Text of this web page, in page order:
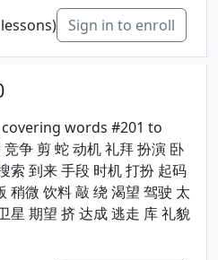
Sign in to enroll
words #201 to
争 剪 蛇 动机 礼拜 扮演 卧
索 到来 手段 时机 打扮 起码
稍微 饮料 敲 绕 渴望 驾驶 太
星 期望 挤 达成 逃走 库 礼貌